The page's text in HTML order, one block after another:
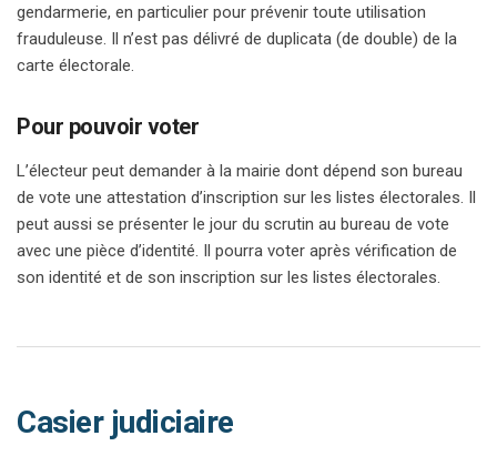
gendarmerie, en particulier pour prévenir toute utilisation
frauduleuse. Il n’est pas délivré de duplicata (de double) de la
carte électorale.
Pour pouvoir voter
L’électeur peut demander à la mairie dont dépend son bureau
de vote une attestation d’inscription sur les listes électorales. Il
peut aussi se présenter le jour du scrutin au bureau de vote
avec une pièce d’identité. Il pourra voter après vérification de
son identité et de son inscription sur les listes électorales.
Casier judiciaire